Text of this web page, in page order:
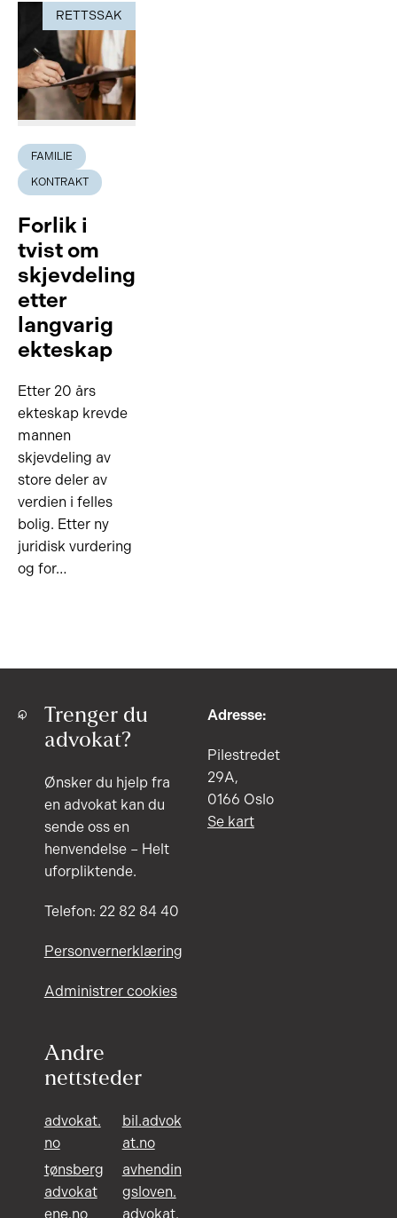
RETTSSAK
FAMILIE
KONTRAKT
Forlik i
tvist om
skjevdeling
etter
langvarig
ekteskap
Etter 20 års
ekteskap krevde
mannen
skjevdeling av
store deler av
verdien i felles
bolig. Etter ny
juridisk vurdering
og for…
Trenger du
advokat?
Ønsker du hjelp fra
en advokat kan du
sende oss en
henvendelse – Helt
uforpliktende.
Telefon: 22 82 84 40
Personvernerklæring
Administrer cookies
Andre
nettsteder
advokat.
no
bil.advok
at.no
tønsberg
advokat
ene.no
avhendin
gsloven.
advokat.
Adresse:
Pilestredet
29A,
0166 Oslo
Se kart